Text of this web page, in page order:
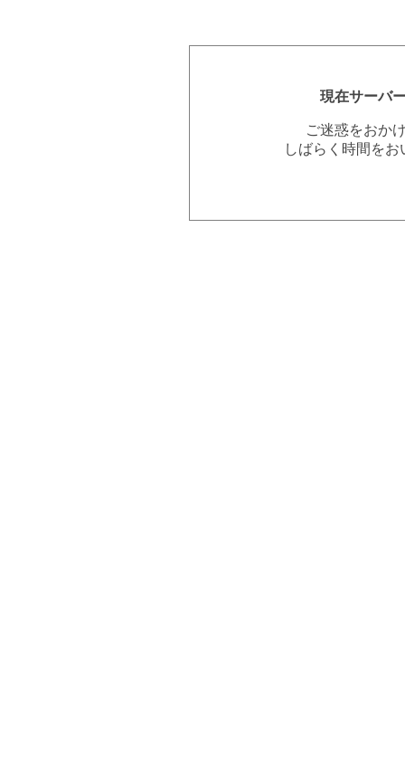
現在サーバ
ご迷惑をおか
しばらく時間を